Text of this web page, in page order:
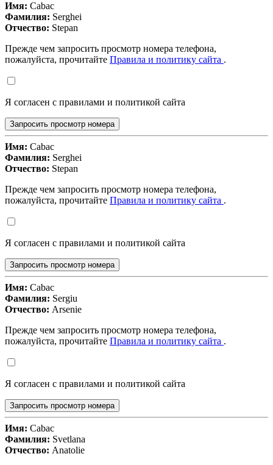
Имя: Cabac
Фамилия: Serghei
Отчество: Stepan
Прежде чем запросить просмотр номера телефона,
пожалуйста, прочитайте Правила и политику сайта .
Я согласен с правилами и политикой сайта
Запросить просмотр номера
Имя: Cabac
Фамилия: Serghei
Отчество: Stepan
Прежде чем запросить просмотр номера телефона,
пожалуйста, прочитайте Правила и политику сайта .
Я согласен с правилами и политикой сайта
Запросить просмотр номера
Имя: Cabac
Фамилия: Sergiu
Отчество: Arsenie
Прежде чем запросить просмотр номера телефона,
пожалуйста, прочитайте Правила и политику сайта .
Я согласен с правилами и политикой сайта
Запросить просмотр номера
Имя: Cabac
Фамилия: Svetlana
Отчество: Anatolie